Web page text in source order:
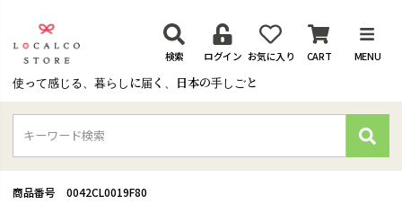
使って感じる、暮らしに届く、日本の手しごと
検索 ログイン お気に入り CART MENU
検
索
商品番号 0042CL0019F80